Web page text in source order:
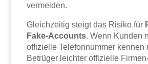
vermeiden.
Gleichzeitig steigt das Risiko für
Fake-Accounts. Wenn Kunden
offizielle Telefonnummer kennen
Betrüger leichter offizielle